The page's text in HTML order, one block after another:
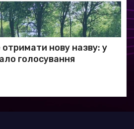
нову назву: у
голосування